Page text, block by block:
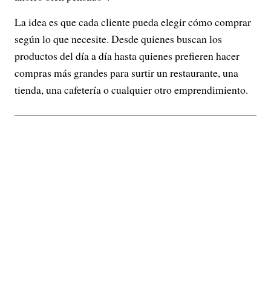
La idea es que cada cliente pueda elegir cómo comprar
según lo que necesite. Desde quienes buscan los
productos del día a día hasta quienes prefieren hacer
compras más grandes para surtir un restaurante, una
tienda, una cafetería o cualquier otro emprendimiento.